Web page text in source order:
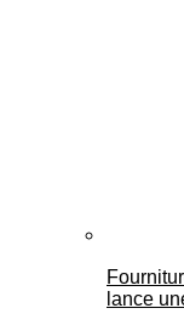
lance